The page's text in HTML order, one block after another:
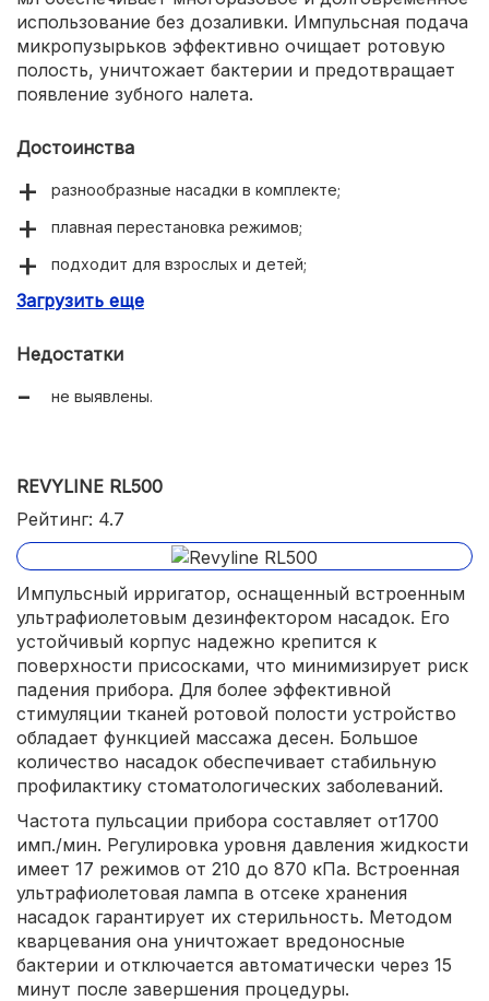
использование без дозаливки. Импульсная подача
микропузырьков эффективно очищает ротовую
полость, уничтожает бактерии и предотвращает
появление зубного налета.
Достоинства
разнообразные насадки в комплекте;
плавная перестановка режимов;
подходит для взрослых и детей;
высокое давление струи;
Загрузить еще
Недостатки
не выявлены.
REVYLINE RL500
Рейтинг: 4.7
Импульсный ирригатор, оснащенный встроенным
ультрафиолетовым дезинфектором насадок. Его
устойчивый корпус надежно крепится к
поверхности присосками, что минимизирует риск
падения прибора. Для более эффективной
стимуляции тканей ротовой полости устройство
обладает функцией массажа десен. Большое
количество насадок обеспечивает стабильную
профилактику стоматологических заболеваний.
Частота пульсации прибора составляет от1700
имп./мин. Регулировка уровня давления жидкости
имеет 17 режимов от 210 до 870 кПа. Встроенная
ультрафиолетовая лампа в отсеке хранения
насадок гарантирует их стерильность. Методом
кварцевания она уничтожает вредоносные
бактерии и отключается автоматически через 15
минут после завершения процедуры.